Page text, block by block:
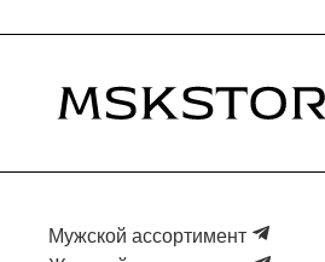
Мужской ассортимент